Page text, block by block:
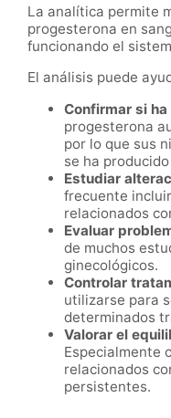
La analítica permite
progesterona en
funcionando el
El análisis puede
Confirmar si
progesterona
por lo que sus
se ha
Estudiar
frecuente
relacionados
Evaluar
de muchos
ginecológicos.
Controlar
utilizarse para
determinados
Valorar el
Especialmente
relacionados
persistentes.